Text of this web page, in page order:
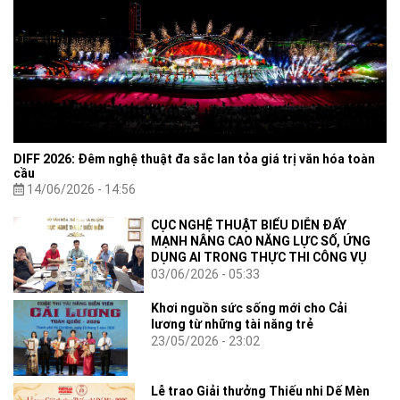
DIFF 2026: Đêm nghệ thuật đa sắc lan tỏa giá trị văn hóa toàn
cầu
14/06/2026 - 14:56
CỤC NGHỆ THUẬT BIỂU DIỄN ĐẨY
MẠNH NÂNG CAO NĂNG LỰC SỐ, ỨNG
DỤNG AI TRONG THỰC THI CÔNG VỤ
03/06/2026 - 05:33
Khơi nguồn sức sống mới cho Cải
lương từ những tài năng trẻ
23/05/2026 - 23:02
Lễ trao Giải thưởng Thiếu nhi Dế Mèn